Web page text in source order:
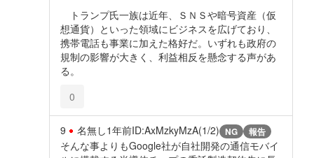
トランプ氏一族は近年、ＳＮＳや暗号資産（仮
想通貨）といった領域にビジネスを広げており、
携帯電話も事業に加えた格好だ。いずれも政府の
規制の影響が大きく、利益相反を懸念する声があ
る。
0
9 名無し1年前ID:AxMzkyMzA(1/2) NG 報告
そんな事よりもGoogle社が自社開発の通信モバイ